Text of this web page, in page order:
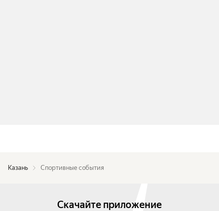
Казань Спортивные события
Скачайте приложение